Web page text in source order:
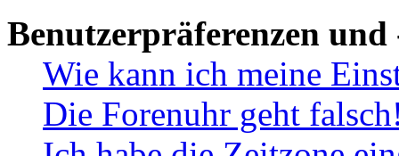
Benutzerpräferenzen und
Wie kann ich meine
Die Forenuhr geht